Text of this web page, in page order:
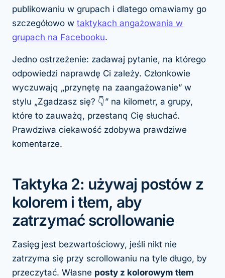
publikowaniu w grupach i dlatego omawiamy go
szczegółowo w taktykach angażowania w
grupach na Facebooku.
Jedno ostrzeżenie: zadawaj pytanie, na którego
odpowiedzi naprawdę Ci zależy. Członkowie
wyczuwają „przynętę na zaangażowanie” w
stylu „Zgadzasz się? 👇” na kilometr, a grupy,
które to zauważą, przestaną Cię słuchać.
Prawdziwa ciekawość zdobywa prawdziwe
komentarze.
Taktyka 2: używaj postów z
kolorem i tłem, aby
zatrzymać scrollowanie
Zasięg jest bezwartościowy, jeśli nikt nie
zatrzyma się przy scrollowaniu na tyle długo, by
przeczytać. Własne posty z kolorowym tłem